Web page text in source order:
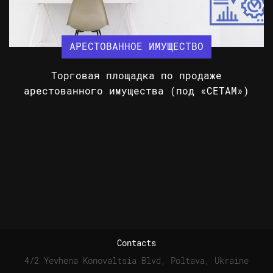
АРЕСТОВАННОЕ ИМУЩЕСТВО
Торговая площадка по продаже
арестованного имущества (под «СЕТАМ»)
Contacts
4/2 Yevhena Konovaltsia Blvd, Poltava, Ukraine